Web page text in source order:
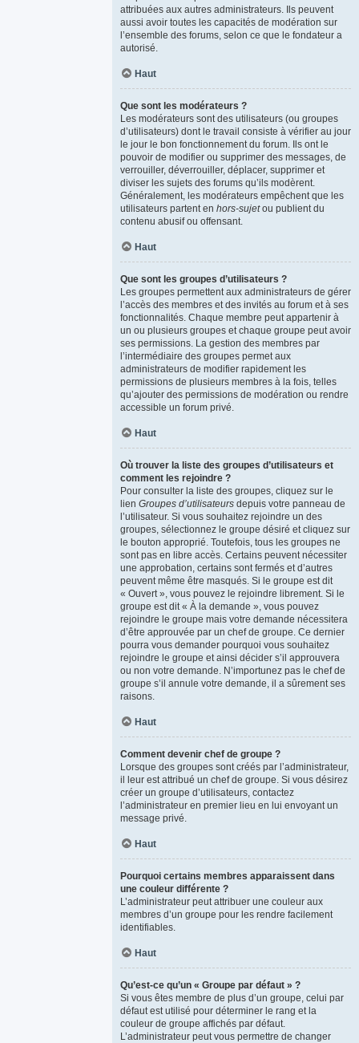
attribuées aux autres administrateurs. Ils peuvent
aussi avoir toutes les capacités de modération sur
l’ensemble des forums, selon ce que le fondateur a
autorisé.
Haut
Que sont les modérateurs ?
Les modérateurs sont des utilisateurs (ou groupes
d’utilisateurs) dont le travail consiste à vérifier au jour
le jour le bon fonctionnement du forum. Ils ont le
pouvoir de modifier ou supprimer des messages, de
verrouiller, déverrouiller, déplacer, supprimer et
diviser les sujets des forums qu’ils modèrent.
Généralement, les modérateurs empêchent que les
utilisateurs partent en hors-sujetou publient du
contenu abusif ou offensant.
Haut
Que sont les groupes d’utilisateurs ?
Les groupes permettent aux administrateurs de gérer
l’accès des membres et des invités au forum et à ses
fonctionnalités. Chaque membre peut appartenir à
un ou plusieurs groupes et chaque groupe peut avoir
ses permissions. La gestion des membres par
l’intermédiaire des groupes permet aux
administrateurs de modifier rapidement les
permissions de plusieurs membres à la fois, telles
qu’ajouter des permissions de modération ou rendre
accessible un forum privé.
Haut
Où trouver la liste des groupes d’utilisateurs et
comment les rejoindre ?
Pour consulter la liste des groupes, cliquez sur le
lien Groupes d’utilisateurs depuis votre panneau de
l’utilisateur. Si vous souhaitez rejoindre un des
groupes, sélectionnez le groupe désiré et cliquez sur
le bouton approprié. Toutefois, tous les groupes ne
sont pas en libre accès. Certains peuvent nécessiter
une approbation, certains sont fermés et d’autres
peuvent même être masqués. Si le groupe est dit
« Ouvert », vous pouvez le rejoindre librement. Si le
groupe est dit « À la demande », vous pouvez
rejoindre le groupe mais votre demande nécessitera
d’être approuvée par un chef de groupe. Ce dernier
pourra vous demander pourquoi vous souhaitez
rejoindre le groupe et ainsi décider s’il approuvera
ou non votre demande. N’importunez pas le chef de
groupe s’il annule votre demande, il a sûrement ses
raisons.
Haut
Comment devenir chef de groupe ?
Lorsque des groupes sont créés par l’administrateur,
il leur est attribué un chef de groupe. Si vous désirez
créer un groupe d’utilisateurs, contactez
l’administrateur en premier lieu en lui envoyant un
message privé.
Haut
Pourquoi certains membres apparaissent dans
une couleur différente ?
L’administrateur peut attribuer une couleur aux
membres d’un groupe pour les rendre facilement
identifiables.
Haut
Qu’est-ce qu’un « Groupe par défaut » ?
Si vous êtes membre de plus d’un groupe, celui par
défaut est utilisé pour déterminer le rang et la
couleur de groupe affichés par défaut.
L’administrateur peut vous permettre de changer